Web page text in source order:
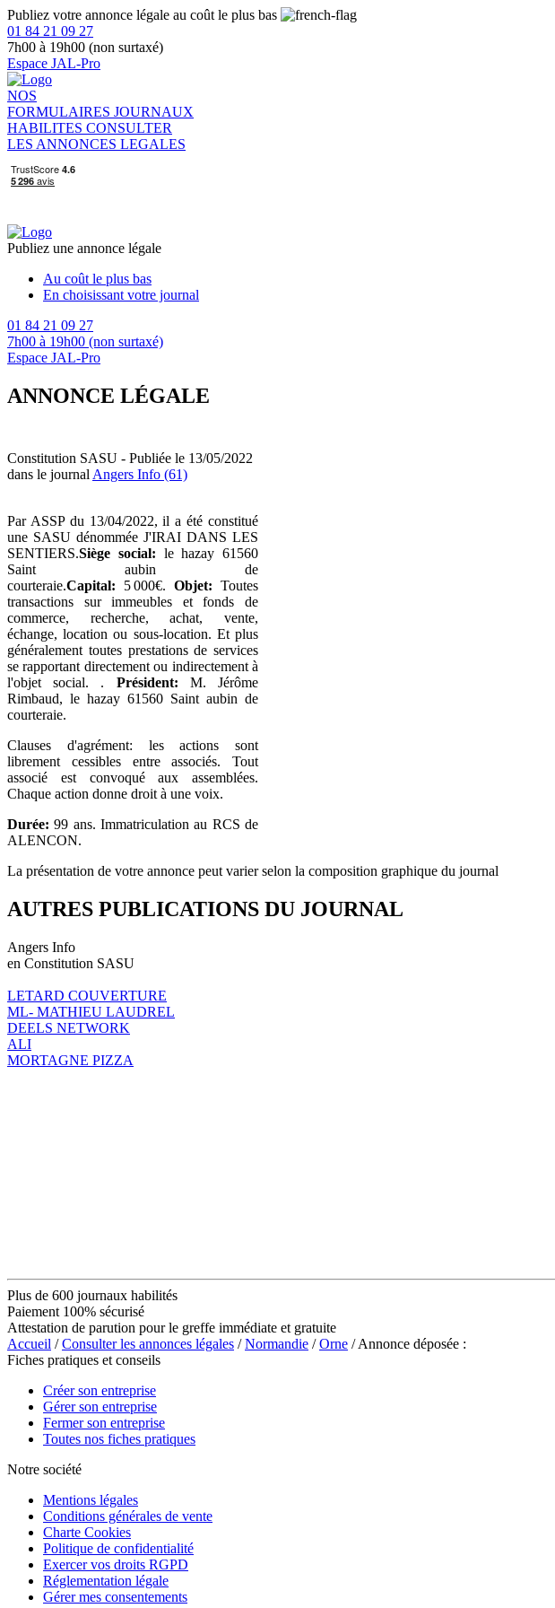
Publiez votre annonce légale au coût le plus bas
01 84 21 09 27
7h00 à 19h00 (non surtaxé)
Espace JAL-Pro
NOS
FORMULAIRES JOURNAUX
HABILITES CONSULTER
LES ANNONCES LEGALES
Publiez une annonce légale
Au coût le plus bas
En choisissant votre journal
01 84 21 09 27
7h00 à 19h00 (non surtaxé)
Espace JAL-Pro
ANNONCE LÉGALE
Constitution SASU - Publiée le 13/05/2022
dans le journal Angers Info (61)
Par ASSP du 13/04/2022, il a été constitué
une SASU dénommée J'IRAI DANS LES
SENTIERS.Siège social: le hazay 61560
Saint aubin de
courteraie.Capital: 5 000€. Objet: Toutes
transactions sur immeubles et fonds de
commerce, recherche, achat, vente,
échange, location ou sous-location. Et plus
généralement toutes prestations de services
se rapportant directement ou indirectement à
l'objet social. . Président: M. Jérôme
Rimbaud, le hazay 61560 Saint aubin de
courteraie.
Clauses d'agrément: les actions sont
librement cessibles entre associés. Tout
associé est convoqué aux assemblées.
Chaque action donne droit à une voix.
Durée: 99 ans. Immatriculation au RCS de
ALENCON.
La présentation de votre annonce peut varier selon la composition graphique du journal
AUTRES PUBLICATIONS DU JOURNAL
Angers Info
en Constitution SASU
LETARD COUVERTURE
ML- MATHIEU LAUDREL
DEELS NETWORK
ALI
MORTAGNE PIZZA
Plus de 600 journaux habilités
Paiement 100% sécurisé
Attestation de parution pour le greffe immédiate et gratuite
Accueil /Consulter les annonces légales /Normandie /Orne / Annonce déposée :
Fiches pratiques et conseils
Créer son entreprise
Gérer son entreprise
Fermer son entreprise
Toutes nos fiches pratiques
Notre société
Mentions légales
Conditions générales de vente
Charte Cookies
Politique de confidentialité
Exercer vos droits RGPD
Réglementation légale
Gérer mes consentements